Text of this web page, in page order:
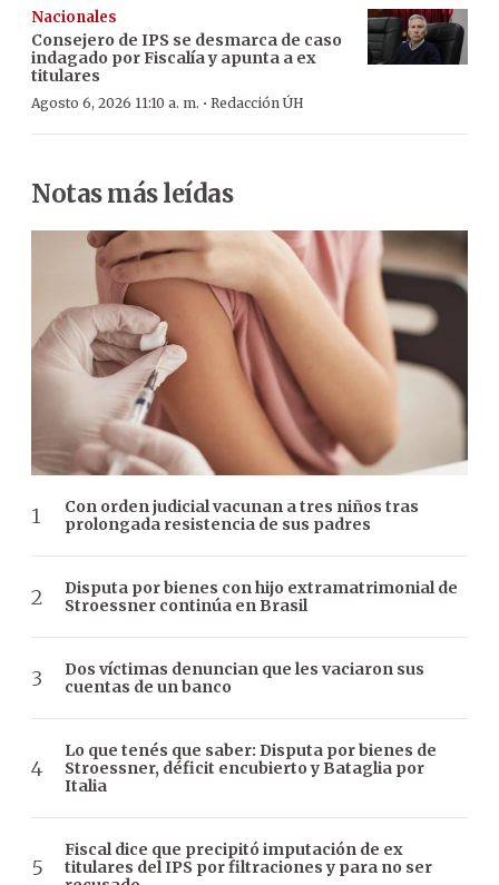
Nacionales
Consejero de IPS se desmarca de caso
indagado por Fiscalía y apunta a ex
titulares
Agosto 6, 2026 11:10 a. m. · Redacción ÚH
Notas más leídas
Con orden judicial vacunan a tres niños tras
prolongada resistencia de sus padres
Disputa por bienes con hijo extramatrimonial de
Stroessner continúa en Brasil
Dos víctimas denuncian que les vaciaron sus
cuentas de un banco
Lo que tenés que saber: Disputa por bienes de
Stroessner, déficit encubierto y Bataglia por
Italia
Fiscal dice que precipitó imputación de ex
titulares del IPS por filtraciones y para no ser